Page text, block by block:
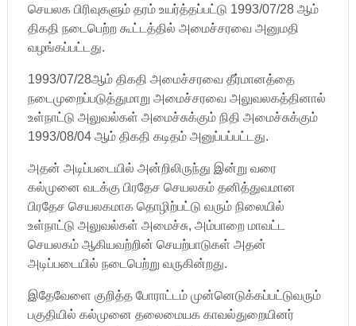
செயலக பிரிவுகளும் தரம் உயர்த்தப்பட்டு 1993/07/28 ஆம்
திகதி நடைபெற்ற கூட்டத்தில் அமைச்சரவை அனுமதி
வழங்கப்பட்டது.
1993/07/28ஆம் திகதி அமைச்சரவை தீர்மானத்தை
நடைமுறைப்படுத்துமாறு அமைச்சரவை அலுவலகத்தினால்
உள்நாட்டு அலுவல்கள் அமைச்சுக்கும் நிதி அமைச்சுக்கும்
1993/08/04 ஆம் திகதி கடிதம் அனுப்பப்பட்டது.
அதன் அடிப்படையில் அன்றிலிருந்து இன்று வரை
கல்முனை வடக்கு பிரதேச செயலகம் தனித்துவமான
பிரதேச செயலகமாக தொழிற்பட்டு வரும் நிலையில்
உள்நாட்டு அலுவல்கள் அமைச்சு, அம்பாறை மாவட்ட
செயலகம் ஆகியவற்றின் செயற்பாடுகள் அதன்
அடிப்படையில் நடைபெற்று வருகின்றது.
இதேவேளை குறித்த போராட்டம் முன்னெடுக்கப்பட்டுவரும்
பகுதியில் கல்முனை தலைமையக காவல்துறையினர்